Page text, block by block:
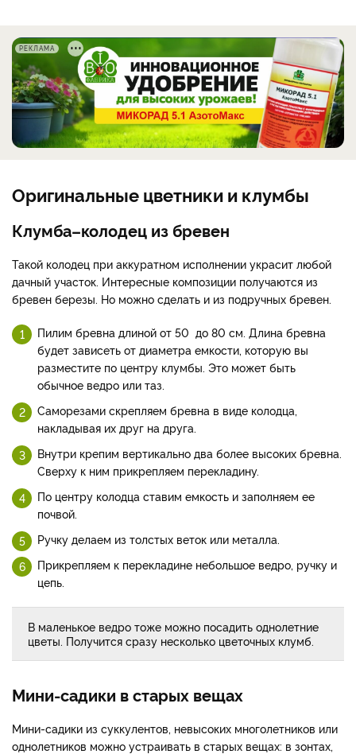
РЕКЛАМА
Оригинальные цветники и клумбы
Клумба–колодец из бревен
Такой колодец при аккуратном исполнении украсит любой
дачный участок. Интересные композиции получаются из
бревен березы. Но можно сделать и из подручных бревен.
Пилим бревна длиной от 50 до 80 см. Длина бревна
будет зависеть от диаметра емкости, которую вы
разместите по центру клумбы. Это может быть
обычное ведро или таз.
Саморезами скрепляем бревна в виде колодца,
накладывая их друг на друга.
Внутри крепим вертикально два более высоких бревна.
Сверху к ним прикрепляем перекладину.
По центру колодца ставим емкость и заполняем ее
почвой.
Ручку делаем из толстых веток или металла.
Прикрепляем к перекладине небольшое ведро, ручку и
цепь.
В маленькое ведро тоже можно посадить однолетние
цветы. Получится сразу несколько цветочных клумб.
Мини-садики в старых вещах
Мини-садики из суккулентов, невысоких многолетников или
однолетников можно устраивать в старых вещах: в зонтах,